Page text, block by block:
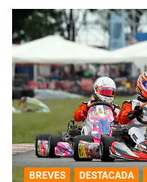
BREVES DESTACADA